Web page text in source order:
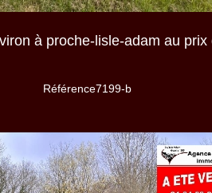
à proche-lisle-adam au prix
Référence7199-b